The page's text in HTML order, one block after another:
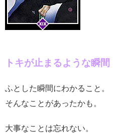
トキが止まるような瞬間
ふとした瞬間にわかること。
そんなことがあったかも。
大事なことは忘れない。